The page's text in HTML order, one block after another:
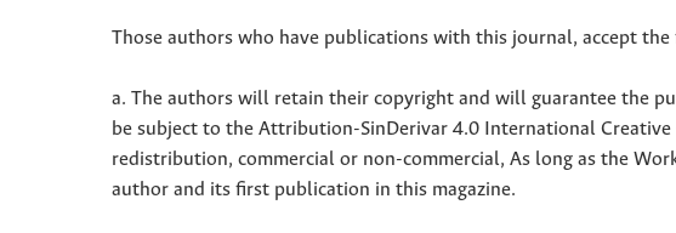
Those authors who have publications with this journal, accept
a. The authors will retain their copyright and will guarantee the
be subject to the Attribution-SinDerivar 4.0 International
redistribution, commercial or non-commercial, As long as the
author and its first publication in this magazine.